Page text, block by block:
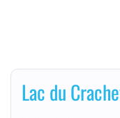
Lac du